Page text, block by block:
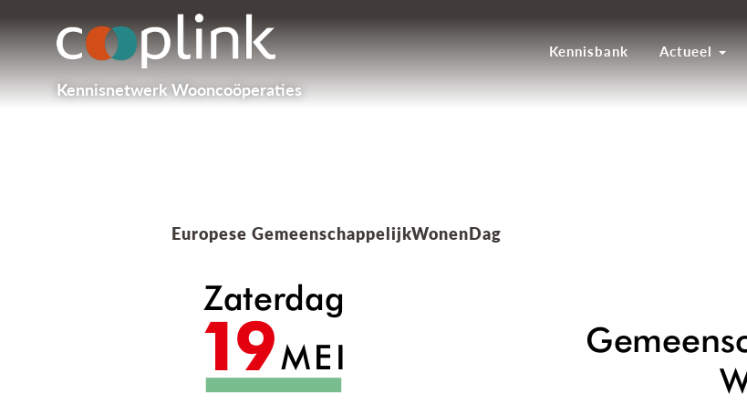
Kennisnetwerk Wooncoöperaties
Kennisbank Actueel
Europese GemeenschappelijkWonenDag